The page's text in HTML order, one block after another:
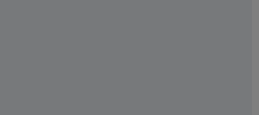
Séjours réservés aux adultes
4 étoiles